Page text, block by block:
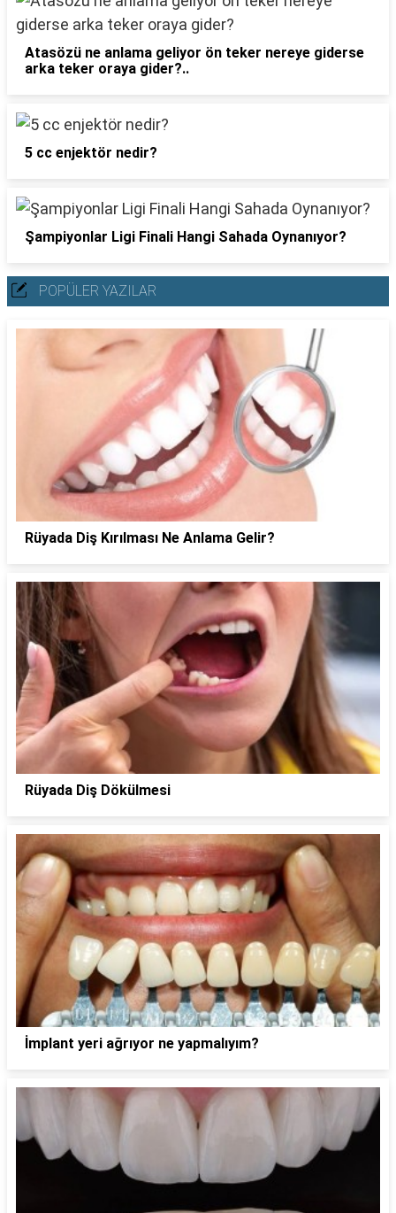
Atasözü ne anlama geliyor ön teker nereye giderse
arka teker oraya gider?..
5 cc enjektör nedir?
Şampiyonlar Ligi Finali Hangi Sahada Oynanıyor?
POPÜLER YAZILAR
Rüyada Diş Kırılması Ne Anlama Gelir?
Rüyada Diş Dökülmesi
İmplant yeri ağrıyor ne yapmalıyım?